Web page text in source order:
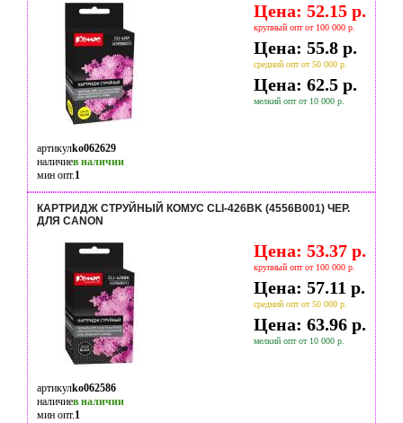
Цена: 52.15 р.
крупный опт от 100 000 р.
Цена: 55.8 р.
средний опт от 50 000 р.
Цена: 62.5 р.
мелкий опт от 10 000 р.
артикулko062629
наличиев наличии
мин опт.1
КАРТРИДЖ СТРУЙНЫЙ КОМУС CLI-426BK (4556B001) ЧЕР.
ДЛЯ CANON
Цена: 53.37 р.
крупный опт от 100 000 р.
Цена: 57.11 р.
средний опт от 50 000 р.
Цена: 63.96 р.
мелкий опт от 10 000 р.
артикулko062586
наличиев наличии
мин опт.1